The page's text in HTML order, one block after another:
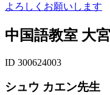
よろしくお願いします
中国語教室 大
ID 300624003
シュウ カエン先生